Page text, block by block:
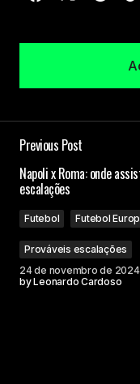
Campos
Comment*
Previous Post
Napoli x Roma: onde
escalações
Futebol Futebol
Prováveis escalações
24 de novembro de 2024
byLeonardo Cardoso